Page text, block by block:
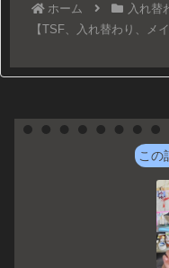
ホーム 入れ替
【TSF、入れ替わり、メイ
この